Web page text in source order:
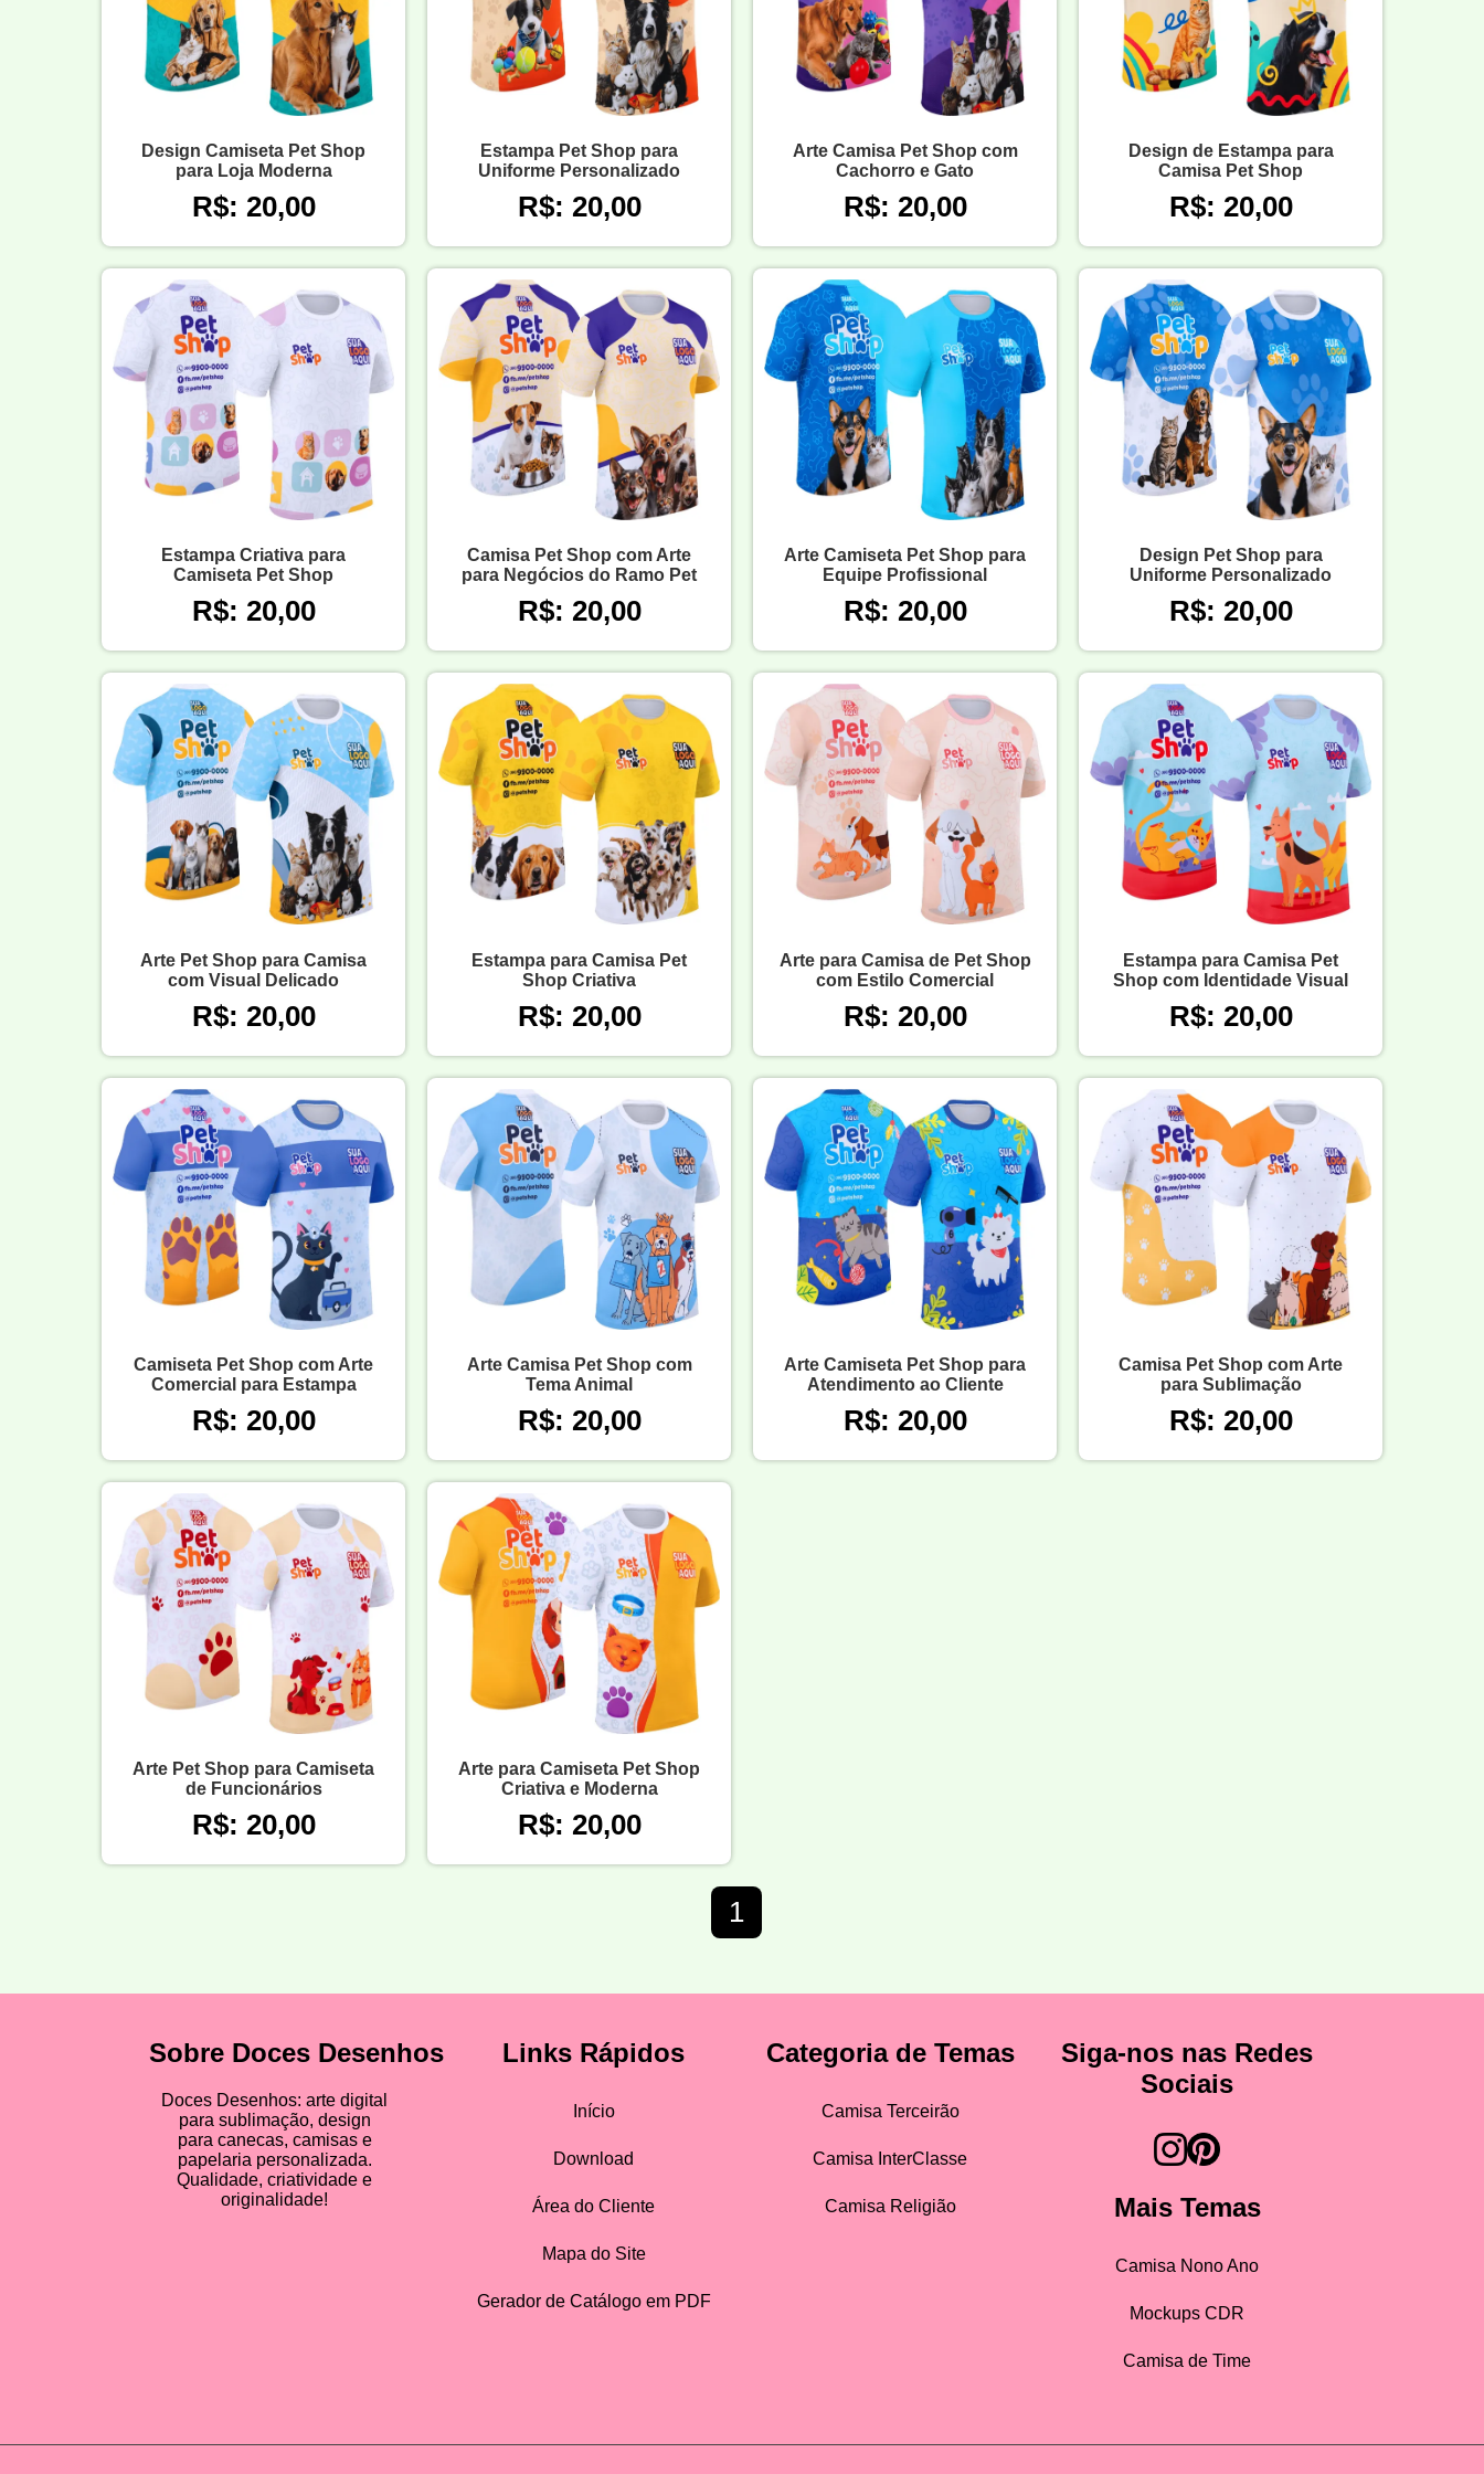
Design Camiseta Pet Shop
para Loja Moderna
R$: 20,00
Estampa Pet Shop para
Uniforme Personalizado
R$: 20,00
Arte Camisa Pet Shop com
Cachorro e Gato
R$: 20,00
Design de Estampa para
Camisa Pet Shop
R$: 20,00
Estampa Criativa para
Camiseta Pet Shop
R$: 20,00
Camisa Pet Shop com Arte
para Negócios do Ramo Pet
R$: 20,00
Arte Camiseta Pet Shop para
Equipe Profissional
R$: 20,00
Design Pet Shop para
Uniforme Personalizado
R$: 20,00
Arte Pet Shop para Camisa
com Visual Delicado
R$: 20,00
Estampa para Camisa Pet
Shop Criativa
R$: 20,00
Arte para Camisa de Pet Shop
com Estilo Comercial
R$: 20,00
Estampa para Camisa Pet
Shop com Identidade Visual
R$: 20,00
Camiseta Pet Shop com Arte
Comercial para Estampa
R$: 20,00
Arte Camisa Pet Shop com
Tema Animal
R$: 20,00
Arte Camiseta Pet Shop para
Atendimento ao Cliente
R$: 20,00
Camisa Pet Shop com Arte
para Sublimação
R$: 20,00
Arte Pet Shop para Camiseta
de Funcionários
R$: 20,00
Arte para Camiseta Pet Shop
Criativa e Moderna
R$: 20,00
1
Sobre Doces Desenhos
Doces Desenhos: arte digital
para sublimação, design
para canecas, camisas e
papelaria personalizada.
Qualidade, criatividade e
originalidade!
Links Rápidos
Início
Download
Área do Cliente
Mapa do Site
Gerador de Catálogo em PDF
Categoria de Temas
Camisa Terceirão
Camisa InterClasse
Camisa Religião
Siga-nos nas Redes
Sociais
Mais Temas
Camisa Nono Ano
Mockups CDR
Camisa de Time